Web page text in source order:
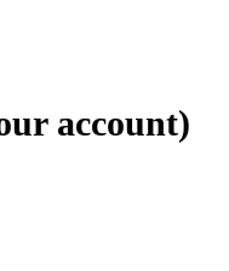
account)